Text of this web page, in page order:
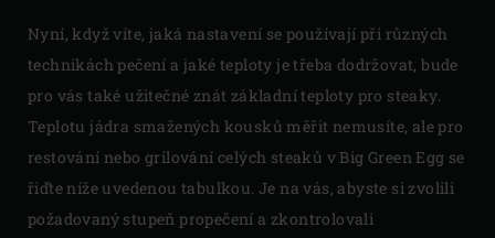
Nyní, když víte, jaká nastavení se používají při různých
technikách pečení a jaké teploty je třeba dodržovat, bude
pro vás také užitečné znát základní teploty pro steaky.
Teplotu jádra smažených kousků měřit nemusíte, ale pro
restování nebo grilování celých steaků v Big Green Egg se
řiďte níže uvedenou tabulkou. Je na vás, abyste si zvolili
požadovaný stupeň propečení a zkontrolovali